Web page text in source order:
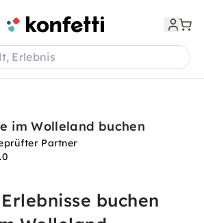
Erlebnis
im Wolleland buchen
Partner
buchen